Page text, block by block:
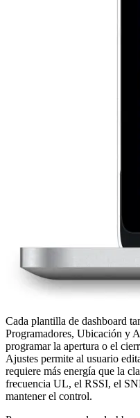
Cada plantilla de dashboard
Programadores, Ubicación y
programar la apertura o el
Ajustes permite al usuario
requiere más energía que la
frecuencia UL, el RSSI, el
mantener el control.